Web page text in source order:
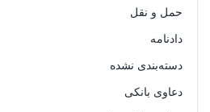
حمل و نقل
دادنامه
دسته‌بندی نشده
دعاوی بانکی